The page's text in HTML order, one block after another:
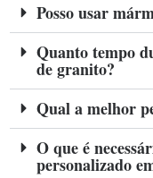
Posso usar
Quanto tempo
de granito?
Qual a melhor
O que é
personalizado